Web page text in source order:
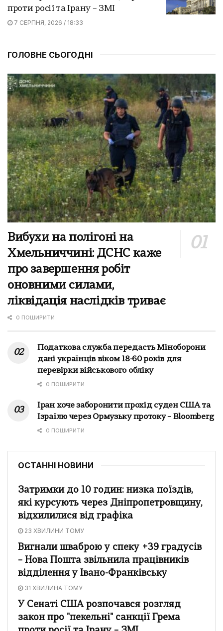
проти росії та Ірану – ЗМІ
7 СЕРПНЯ, 2026 / 18:33
ГОЛОВНЕ СЬОГОДНІ
Вибухи на полігоні на
Хмельниччині: ДСНС каже
про завершення робіт
оновними силами,
ліквідація наслідків триває
0 ПОШИРИТИ
Податкова служба передасть Міноборони
дані українців віком 18-60 років для
перевірки військового обліку
0 ПОШИРИТИ
Іран хоче заборонити прохід суден США та
Ізраїлю через Ормузьку протоку – Bloomberg
0 ПОШИРИТИ
ОСТАННІ НОВИНИ
Затримки до 10 годин: низка поїздів,
які курсують через Дніпропетровщину,
відхилилися від графіка
23 ХВИЛИНИ ТОМУ
Вигнали шваброю у спеку +39 градусів
– Нова Пошта звільнила працівників
відділення у Івано-Франківську
31 ХВИЛИНА ТОМУ
У Сенаті США розпочався розгляд
закон про "пекельні" санкції Грема